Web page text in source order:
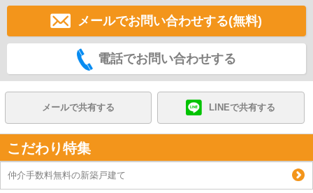
メールでお問い合わせする(無料)
電話でお問い合わせする
メールで共有する LINEで共有する
こだわり特集
仲介手数料無料の新築戸建て